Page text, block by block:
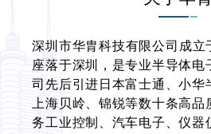
深圳市华胄科技有限公司成立
座落于深圳，是专业半导体电
司先后引进日本富士通、小华
上海贝岭、锦锐等数十条高
务工业控制、汽车电子、仪器